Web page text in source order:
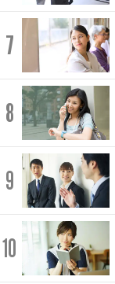
7
8
9
10